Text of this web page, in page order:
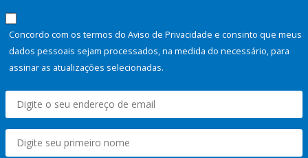
Concordo com os termos do Aviso de Privacidade e consinto que meus
dados pessoais sejam processados, na medida do necessário, para
assinar as atualizações selecionadas.